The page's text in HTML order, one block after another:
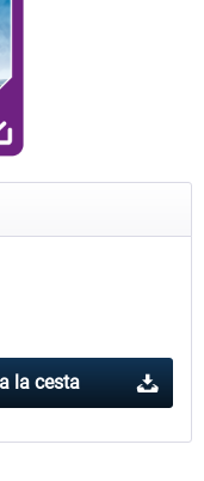
Airport Zurich V2.0 XP
la cesta